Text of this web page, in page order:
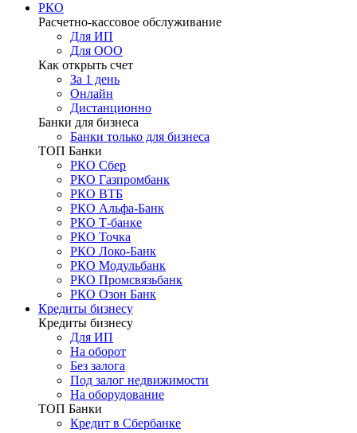
РКО
Расчетно-кассовое обслуживание
Для ИП
Для ООО
Как открыть счет
За 1 день
Онлайн
Дистанционно
Банки для бизнеса
Банки только для бизнеса
ТОП Банки
РКО Сбер
РКО Газпромбанк
РКО ВТБ
РКО Альфа-Банк
РКО Т-банке
РКО Точка
РКО Локо-Банк
РКО Модульбанк
РКО Промсвязьбанк
РКО Озон Банк
Кредиты бизнесу
Кредиты бизнесу
Для ИП
На оборот
Без залога
Под залог недвижимости
На оборудование
ТОП Банки
Кредит в Сбербанке